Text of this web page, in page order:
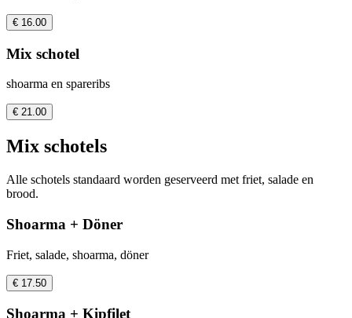
€ 16.00
Mix schotel
shoarma en spareribs
€ 21.00
Mix schotels
Alle schotels standaard worden geserveerd met friet, salade en
brood.
Shoarma + Döner
Friet, salade, shoarma, döner
€ 17.50
Shoarma + Kipfilet